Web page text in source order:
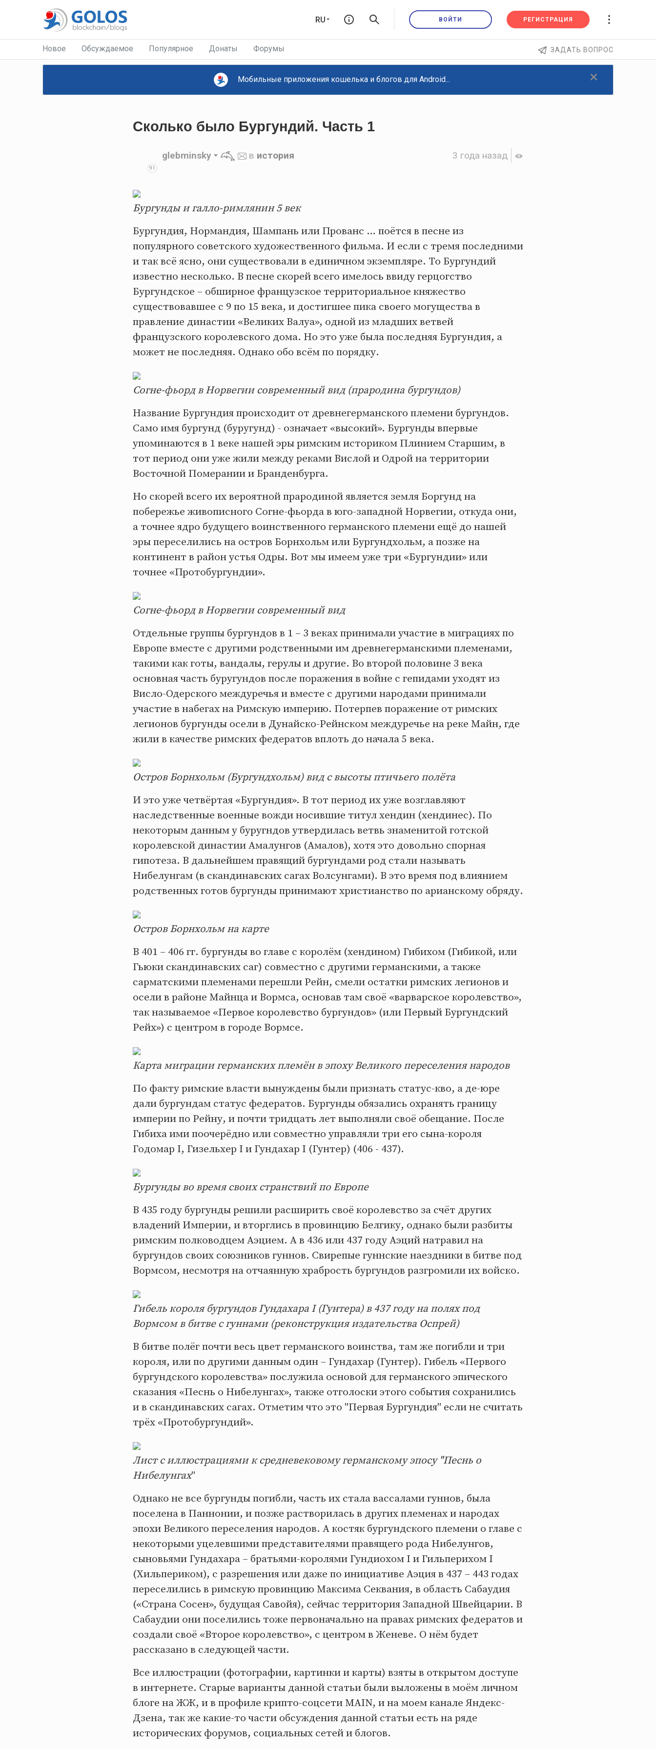
RU ВОЙТИ РЕГИСТРАЦИЯ
ЗАДАТЬ ВОПРОС
Новое Обсуждаемое Популярное Донаты Форумы
×
Мобильные приложения кошелька и блогов для Android...
Сколько было Бургундий. Часть 1
3 года назад
91
glebminsky в история
Бургунды и галло-римлянин 5 век
Бургундия, Нормандия, Шампань или Прованс … поётся в песне из
популярного советского художественного фильма. И если с тремя последними
и так всё ясно, они существовали в единичном экземпляре. То Бургундий
известно несколько. В песне скорей всего имелось ввиду герцогство
Бургундское – обширное французское территориальное княжество
существовавшее с 9 по 15 века, и достигшее пика своего могущества в
правление династии «Великих Валуа», одной из младших ветвей
французского королевского дома. Но это уже была последняя Бургундия, а
может не последняя. Однако обо всём по порядку.
Согне-фьорд в Норвегии современный вид (прародина бургундов)
Название Бургундия происходит от древнегерманского племени бургундов.
Само имя бургунд (буругунд) - означает «высокий». Бургунды впервые
упоминаются в 1 веке нашей эры римским историком Плинием Старшим, в
тот период они уже жили между реками Вислой и Одрой на территории
Восточной Померании и Бранденбурга.
Но скорей всего их вероятной прародиной является земля Боргунд на
побережье живописного Согне-фьорда в юго-западной Норвегии, откуда они,
а точнее ядро будущего воинственного германского племени ещё до нашей
эры переселились на остров Борнхольм или Бургундхольм, а позже на
континент в район устья Одры. Вот мы имеем уже три «Бургундии» или
точнее «Протобургундии».
Согне-фьорд в Норвегии современный вид
Отдельные группы бургундов в 1 – 3 веках принимали участие в миграциях по
Европе вместе с другими родственными им древнегерманскими племенами,
такими как готы, вандалы, герулы и другие. Во второй половине 3 века
основная часть буругундов после поражения в войне с гепидами уходят из
Висло-Одерского междуречья и вместе с другими народами принимали
участие в набегах на Римскую империю. Потерпев поражение от римских
легионов бургунды осели в Дунайско-Рейнском междуречье на реке Майн, где
жили в качестве римских федератов вплоть до начала 5 века.
Остров Борнхольм (Бургундхольм) вид с высоты птичьего полёта
И это уже четвёртая «Бургундия». В тот период их уже возглавляют
наследственные военные вожди носившие титул хендин (хендинес). По
некоторым данным у буругндов утвердилась ветвь знаменитой готской
королевской династии Амалунгов (Амалов), хотя это довольно спорная
гипотеза. В дальнейшем правящий бургундами род стали называть
Нибелунгам (в скандинавских сагах Волсунгами). В это время под влиянием
родственных готов бургунды принимают христианство по арианскому обряду.
Остров Борнхольм на карте
В 401 – 406 гг. бургунды во главе с королём (хендином) Гибихом (Гибикой, или
Гьюки скандинавских саг) совместно с другими германскими, а также
сарматскими племенами перешли Рейн, смели остатки римских легионов и
осели в районе Майнца и Вормса, основав там своё «варварское королевство»,
так называемое «Первое королевство бургундов» (или Первый Бургундский
Рейх») с центром в городе Вормсе.
Карта миграции германских племён в эпоху Великого переселения народов
По факту римские власти вынуждены были признать статус-кво, а де-юре
дали бургундам статус федератов. Бургунды обязались охранять границу
империи по Рейну, и почти тридцать лет выполняли своё обещание. После
Гибиха ими поочерёдно или совместно управляли три его сына-короля
Годомар I, Гизельхер I и Гундахар I (Гунтер) (406 - 437).
Бургунды во время своих странствий по Европе
В 435 году бургунды решили расширить своё королевство за счёт других
владений Империи, и вторглись в провинцию Белгику, однако были разбиты
римским полководцем Аэцием. А в 436 или 437 году Аэций натравил на
бургундов своих союзников гуннов. Свирепые гуннские наездники в битве под
Вормсом, несмотря на отчаянную храбрость бургундов разгромили их войско.
Гибель короля бургундов Гундахара I (Гунтера) в 437 году на полях под
Вормсом в битве с гуннами (реконструкция издательства Оспрей)
В битве полёг почти весь цвет германского воинства, там же погибли и три
короля, или по другими данным один – Гундахар (Гунтер). Гибель «Первого
бургундского королевства» послужила основой для германского эпического
сказания «Песнь о Нибелунгах», также отголоски этого события сохранились
и в скандинавских сагах. Отметим что это "Первая Бургундия" если не считать
трёх «Протобургундий».
Лист с иллюстрациями к средневековому германскому эпосу "Песнь о
Нибелунгах"
Однако не все бургунды погибли, часть их стала вассалами гуннов, была
поселена в Паннонии, и позже растворилась в других племенах и народах
эпохи Великого переселения народов. А костяк бургундского племени о главе с
некоторыми уцелевшими представителями правящего рода Нибелунгов,
сыновьями Гундахара – братьями-королями Гундиохом I и Гильперихом I
(Хильпериком), с разрешения или даже по инициативе Аэция в 437 – 443 годах
переселились в римскую провинцию Максима Секвания, в область Сабаудия
(«Страна Сосен», будущая Савойя), сейчас территория Западной Швейцарии. В
Сабаудии они поселились тоже первоначально на правах римских федератов и
создали своё «Второе королевство», с центром в Женеве. О нём будет
рассказано в следующей части.
Все иллюстрации (фотографии, картинки и карты) взяты в открытом доступе
в интернете. Старые варианты данной статьи были выложены в моём личном
блоге на ЖЖ, и в профиле крипто-соцсети MAIN, и на моем канале Яндекс-
Дзена, так же какие-то части обсуждения данной статьи есть на ряде
исторических форумов, социальных сетей и блогов.